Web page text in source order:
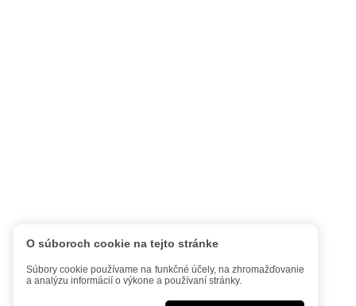
O súboroch cookie na tejto stránke
Súbory cookie používame na funkčné účely, na zhromažďovanie
a analýzu informácií o výkone a používaní stránky.